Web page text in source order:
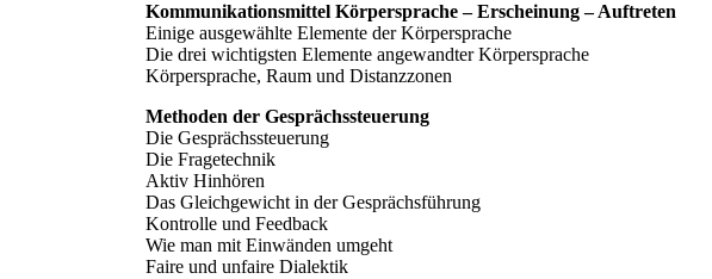
Kommunikationsmittel Körpersprache – Erscheinung – Auftreten
Einige ausgewählte Elemente der Körpersprache
Die drei wichtigsten Elemente angewandter Körpersprache
Körpersprache, Raum und Distanzzonen
Methoden der Gesprächssteuerung
Die Gesprächssteuerung
Die Fragetechnik
Aktiv Hinhören
Das Gleichgewicht in der Gesprächsführung
Kontrolle und Feedback
Wie man mit Einwänden umgeht
Faire und unfaire Dialektik